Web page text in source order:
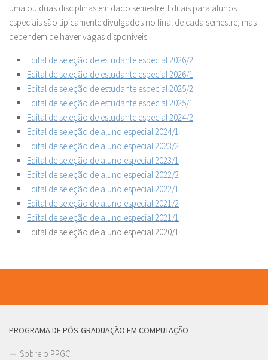
uma ou duas disciplinas em dado semestre. Editais para alunos
especiais são tipicamente divulgados no final de cada semestre, mas
dependem de haver vagas disponíveis.
Edital de seleção de estudante especial 2026/2
Edital de seleção de estudante especial 2026/1
Edital de seleção de estudante especial 2025/2
Edital de seleção de estudante especial 2025/1
Edital de seleção de estudante especial 2024/2
Edital de seleção de aluno especial 2024/1
Edital de seleção de aluno especial 2023/2
Edital de seleção de aluno especial 2023/1
Edital de seleção de aluno especial 2022/2
Edital de seleção de aluno especial 2022/1
Edital de seleção de aluno especial 2021/2
Edital de seleção de aluno especial 2021/1
Edital de seleção de aluno especial 2020/1
PROGRAMA DE PÓS-GRADUAÇÃO EM COMPUTAÇÃO
Sobre o PPGC